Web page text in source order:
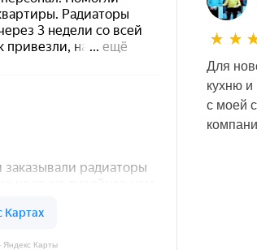
Яндекс Карты
Для
кухню
с моей